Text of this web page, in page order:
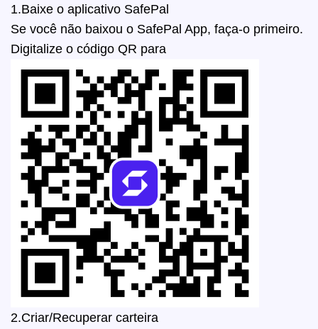
1.Baixe o aplicativo SafePal
Se você não baixou o SafePal App, faça-o primeiro.
Digitalize o código QR para
2.Criar/Recuperar carteira